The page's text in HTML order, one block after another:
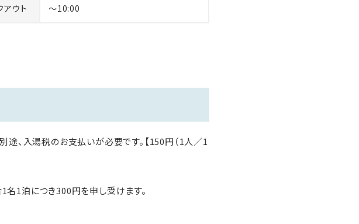
アウト ～10:00
、入湯税のお支払いが必要です。【150円（1人／1
名1泊につき300円を申し受けます。